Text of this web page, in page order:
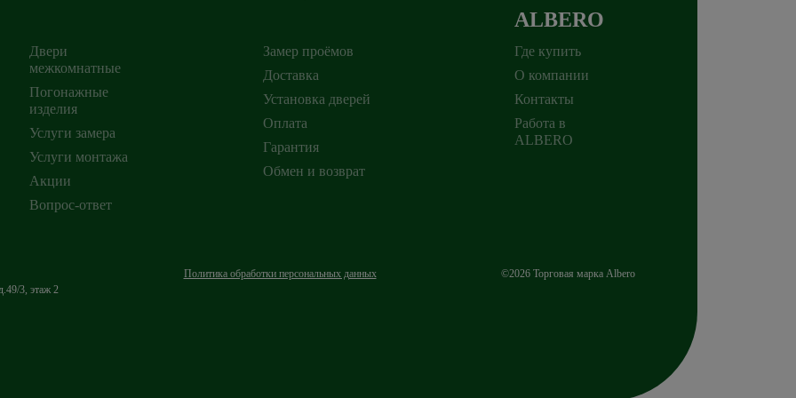
Двери
межкомнатные
Погонажные
изделия
Услуги замера
Услуги монтажа
Акции
Вопрос-ответ
Замер проёмов
Доставка
Установка дверей
Оплата
Гарантия
Обмен и возврат
ALBERO
Где купить
О компании
Контакты
Работа в
ALBERO
3, этаж 2
Политика обработки персональных данных ©2026 Торговая марка Albero